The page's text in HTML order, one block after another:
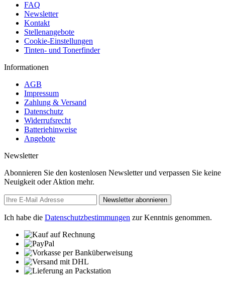
FAQ
Newsletter
Kontakt
Stellenangebote
Cookie-Einstellungen
Tinten- und Tonerfinder
Informationen
AGB
Impressum
Zahlung & Versand
Datenschutz
Widerrufsrecht
Batteriehinweise
Angebote
Newsletter
Abonnieren Sie den kostenlosen Newsletter und verpassen Sie keine
Neuigkeit oder Aktion mehr.
Newsletter abonnieren
Ich habe die Datenschutzbestimmungen zur Kenntnis genommen.